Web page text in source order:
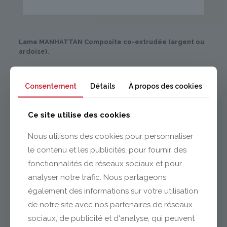
Lame MANHATTAN Composite co-extrudée (argent ou
ardoise).
Réversible
1 face striée
Section
22,5 x 145 mm
Consentement Détails À propos des cookies
Ce site utilise des cookies
Nous utilisons des cookies pour personnaliser
le contenu et les publicités, pour fournir des
fonctionnalités de réseaux sociaux et pour
analyser notre trafic. Nous partageons
également des informations sur votre utilisation
de notre site avec nos partenaires de réseaux
sociaux, de publicité et d'analyse, qui peuvent